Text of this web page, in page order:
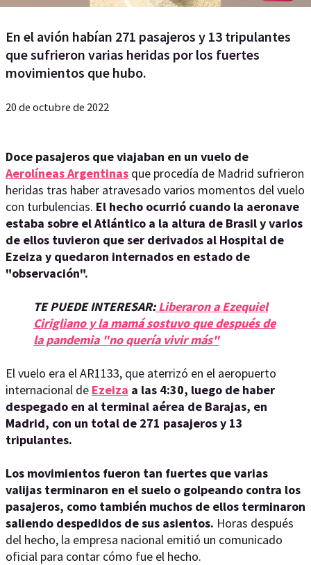
En el avión habían 271 pasajeros y 13 tripulantes
que sufrieron varias heridas por los fuertes
movimientos que hubo.
20 de octubre de 2022
Doce pasajeros que viajaban en un vuelo de
Aerolíneas Argentinas que procedía de Madrid sufrieron
heridas tras haber atravesado varios momentos del vuelo
con turbulencias. El hecho ocurrió cuando la aeronave
estaba sobre el Atlántico a la altura de Brasil y varios
de ellos tuvieron que ser derivados al Hospital de
Ezeiza y quedaron internados en estado de
"observación".
TE PUEDE INTERESAR:Liberaron a Ezequiel
Cirigliano y la mamá sostuvo que después de
la pandemia "no quería vivir más"
El vuelo era el AR1133, que aterrizó en el aeropuerto
internacional de Ezeiza a las 4:30, luego de haber
despegado en al terminal aérea de Barajas, en
Madrid, con un total de 271 pasajeros y 13
tripulantes.
Los movimientos fueron tan fuertes que varias
valijas terminaron en el suelo o golpeando contra los
pasajeros, como también muchos de ellos terminaron
saliendo despedidos de sus asientos. Horas después
del hecho, la empresa nacional emitió un comunicado
oficial para contar cómo fue el hecho.